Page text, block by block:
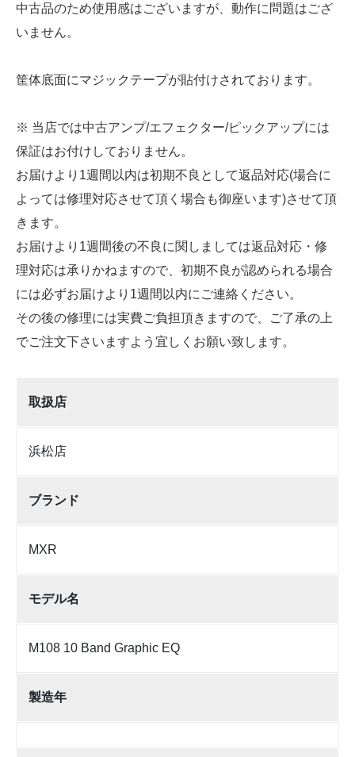
中古品のため使用感はございますが、動作に問題はござ
いません。
筐体底面にマジックテープが貼付けされております。
※ 当店では中古アンプ/エフェクター/ピックアップには
保証はお付けしておりません。
お届けより1週間以内は初期不良として返品対応(場合に
よっては修理対応させて頂く場合も御座います)させて頂
きます。
お届けより1週間後の不良に関しましては返品対応・修
理対応は承りかねますので、初期不良が認められる場合
には必ずお届けより1週間以内にご連絡ください。
その後の修理には実費ご負担頂きますので、ご了承の上
でご注文下さいますよう宜しくお願い致します。
取扱店
浜松店
ブランド
MXR
モデル名
M108 10 Band Graphic EQ
製造年